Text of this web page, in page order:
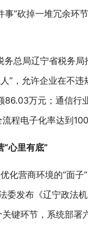
”砍掉一堆冗余环
总局辽宁省税务
”，允许企业在不
万元；通信行
程电子化率达到
心里有底”
化营商环境的“面
委发布《辽宁政
键环节，系统部